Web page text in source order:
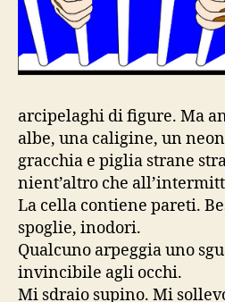
arcipelaghi di figure. Ma
albe, una caligine, un
gracchia e piglia strane
nient’altro che
La cella contiene pareti.
spoglie, inodori.
Qualcuno arpeggia uno
invincibile agli occhi.
Mi sdraio supino. Mi